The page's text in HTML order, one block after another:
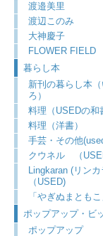
渡邉美里
渡辺このみ
大神慶子
FLOWER FIELD
暮らし本
新刊の暮らし本
ろ）
料理（USEDの和
料理（洋書）
手芸・その他
クウネル （
Lingkaran (リン
（USED)
「やぎぬまとも
ポップアップ・ビ
ポップアップ